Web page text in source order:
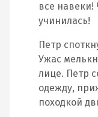
все навеки!
учинилась!
Петр
Ужас
лице. Петр
одежду,
походкой